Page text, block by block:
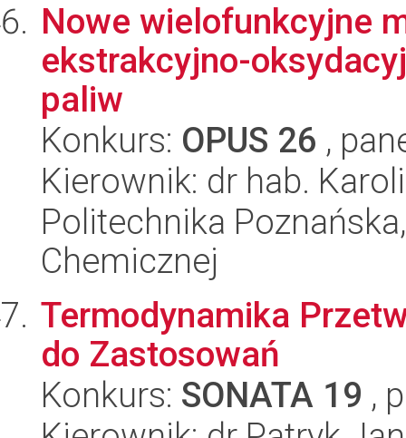
Nowe wielofunkcyjne
ekstrakcyjno-
paliw
Konkurs: OPUS 26 ,
Kierownik: dr hab.
Politechnika
Chemicznej
Termodynamika
do Zastosowań
Konkurs: SONATA 19 ,